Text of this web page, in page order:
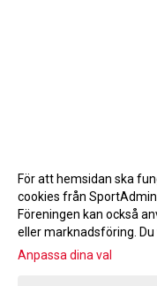
Gå till
För att hemsidan ska
cookies från
Föreningen kan också
eller marknadsföring. Du
Anpassa dina val